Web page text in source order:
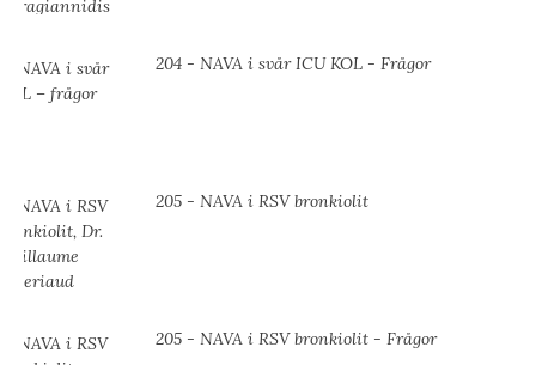
204 - NAVA i svår ICU KOL - Frågor
205 - NAVA i RSV bronkiolit
205 - NAVA i RSV bronkiolit - Frågor